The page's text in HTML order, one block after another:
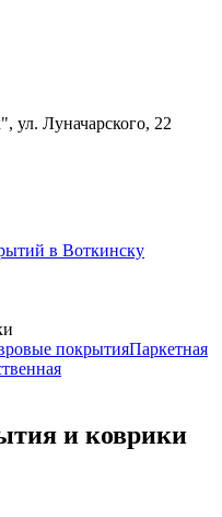
ул. Луначарского, 22
в Воткинску
покрытияПаркетная
и коврики